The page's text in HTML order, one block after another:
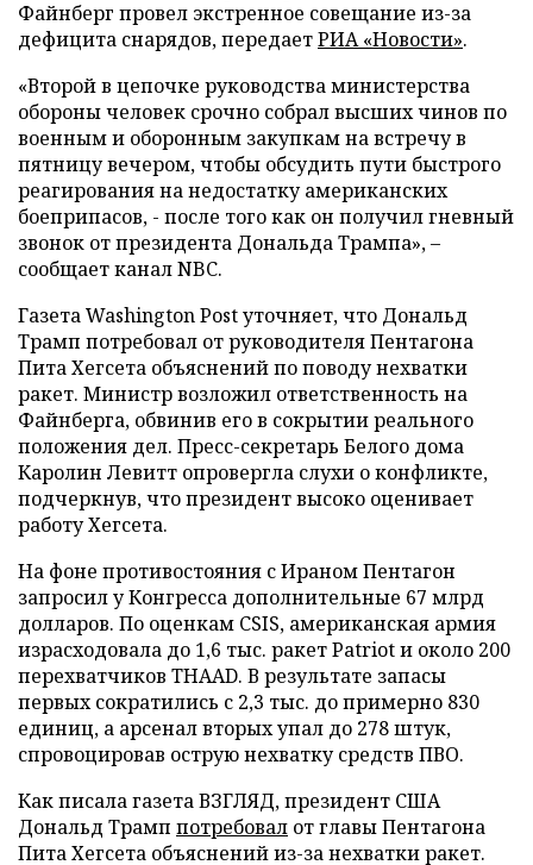
Файнберг провел экстренное совещание из-за
дефицита снарядов, передаетРИА «Новости».
«Второй в цепочке руководства министерства
обороны человек срочно собрал высших чинов по
военным и оборонным закупкам на встречу в
пятницу вечером, чтобы обсудить пути быстрого
реагирования на недостатку американских
боеприпасов, - после того как он получил гневный
звонок от президента Дональда Трампа», –
сообщает канал NBC.
Газета Washington Post уточняет, что Дональд
Трамп потребовал от руководителя Пентагона
Пита Хегсета объяснений по поводу нехватки
ракет. Министр возложил ответственность на
Файнберга, обвинив его в сокрытии реального
положения дел. Пресс-секретарь Белого дома
Каролин Левитт опровергла слухи о конфликте,
подчеркнув, что президент высоко оценивает
работу Хегсета.
На фоне противостояния с Ираном Пентагон
запросил у Конгресса дополнительные 67 млрд
долларов. По оценкам CSIS, американская армия
израсходовала до 1,6 тыс. ракет Patriot и около 200
перехватчиков THAAD. В результате запасы
первых сократились с 2,3 тыс. до примерно 830
единиц, а арсенал вторых упал до 278 штук,
спровоцировав острую нехватку средств ПВО.
Как писала газета ВЗГЛЯД, президент США
Дональд Трамп потребовал от главы Пентагона
Пита Хегсета объяснений из-за нехватки ракет.